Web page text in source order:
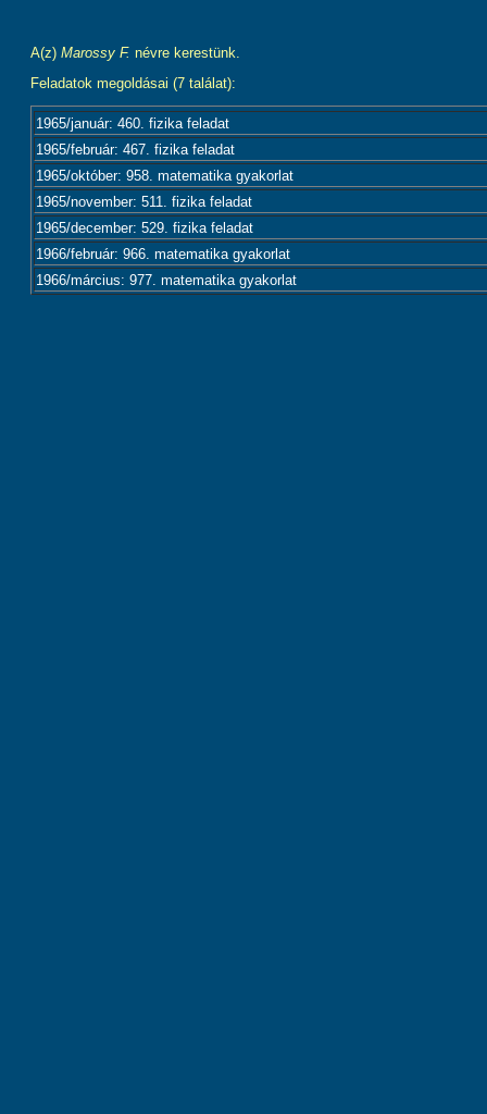
A(z) Marossy F. névre kerestünk.
Feladatok megoldásai (7 találat):
1965/január: 460. fizika feladat
1965/február: 467. fizika feladat
1965/október: 958. matematika gyakorlat
1965/november: 511. fizika feladat
1965/december: 529. fizika feladat
1966/február: 966. matematika gyakorlat
1966/március: 977. matematika gyakorlat